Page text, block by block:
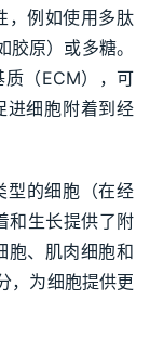
，例如使用多肽
原）或多糖。
（ECM），可
进细胞附着到经
型的细胞（在经
和生长提供了附
胞、肌肉细胞和
，为细胞提供更